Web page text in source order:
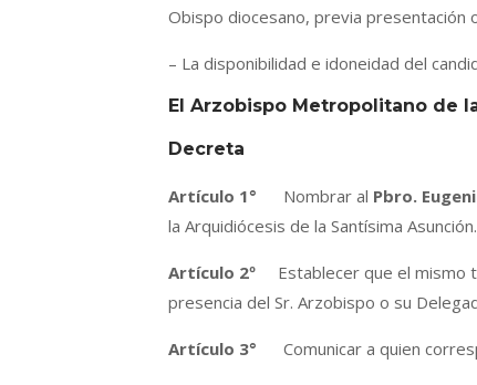
Obispo diocesano, previa presentación
– La disponibilidad e idoneidad del
El Arzobispo Metropolitano de
Decreta
Artículo 1° Nombrar al Pbro.
la Arquidiócesis de la Santísima
Artículo 2º Establecer que el mismo
presencia del Sr. Arzobispo o su
Artículo 3° Comunicar a quien